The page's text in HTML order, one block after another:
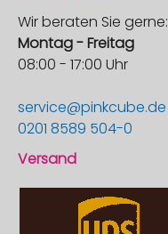
Wir beraten Sie gerne:
Montag - Freitag
08:00 - 17:00 Uhr
service@pinkcube.de
0201 8589 504-0
Versand